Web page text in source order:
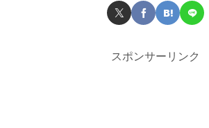
スポンサーリンク